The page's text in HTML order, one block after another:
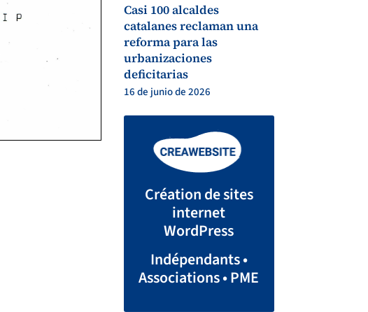
Casi 100 alcaldes
catalanes reclaman una
reforma para las
urbanizaciones
deficitarias
16 de junio de 2026
Création de sites
internet
WordPress
Indépendants •
Associations • PME